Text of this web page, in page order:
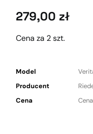
279,00 zł
Cena za 2 szt.
Model
Producent
Cena